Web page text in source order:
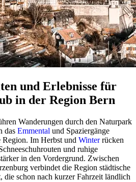
und Erlebnisse für
in der Region Bern
Wanderungen durch den Naturpark
das Emmental und Spaziergänge
Region. Im Herbst und Winterrücken
und ruhige
in den Vordergrund. Zwischen
verbindet die Region städtische
schon nach kurzer Fahrzeit ländlich